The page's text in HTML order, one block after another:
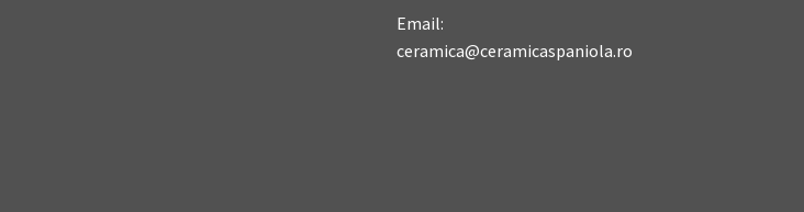
Email:
ceramica@ceramicaspaniola.ro